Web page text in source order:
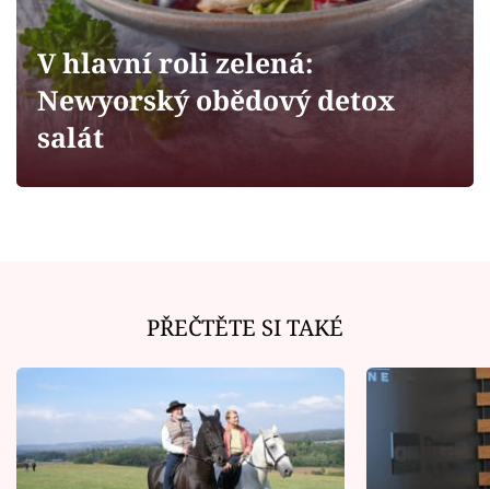
Sledujte prima+
Filmový festival Karlovy Vary
Sledujte nás
V hlavní roli zelená:
Newyorský obědový detox
salát
PŘEČTĚTE SI TAKÉ